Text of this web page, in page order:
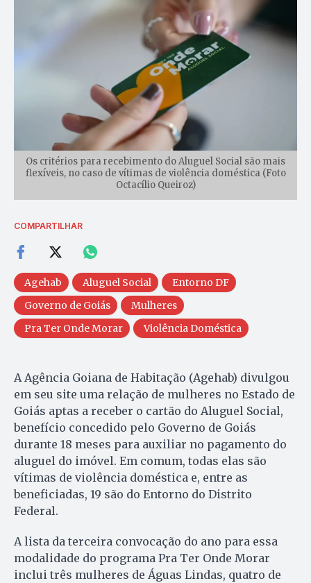
Os critérios para recebimento do Aluguel Social são mais
flexíveis, no caso de vítimas de violência doméstica (Foto
Octacílio Queiroz)
COMPARTILHAR
Agehab Aluguel Social
Entorno DF
Governo de Goiás
Mulheres
Pra Ter Onde Morar
Violência Doméstica
A Agência Goiana de Habitação (Agehab) divulgou
em seu site uma relação de mulheres no Estado de
Goiás aptas a receber o cartão do Aluguel Social,
benefício concedido pelo Governo de Goiás
durante 18 meses para auxiliar no pagamento do
aluguel do imóvel. Em comum, todas elas são
vítimas de violência doméstica e, entre as
beneficiadas, 19 são do Entorno do Distrito
Federal.
A lista da terceira convocação do ano para essa
modalidade do programa Pra Ter Onde Morar
inclui três mulheres de Águas Lindas, quatro de